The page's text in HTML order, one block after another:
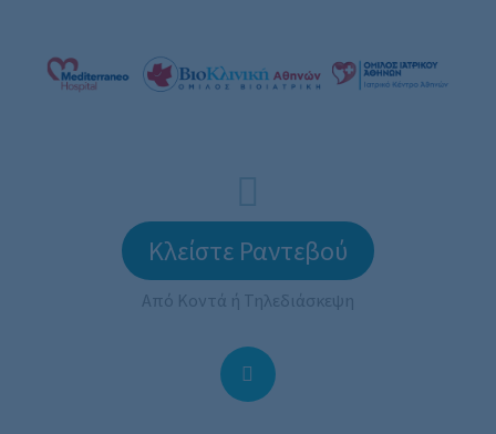
Κλείστε Ραντεβού
Από Κοντά ή Τηλεδιάσκεψη